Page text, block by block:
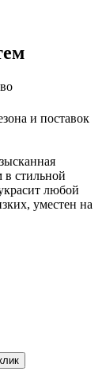
и поставок
стильной
любой
уместен на